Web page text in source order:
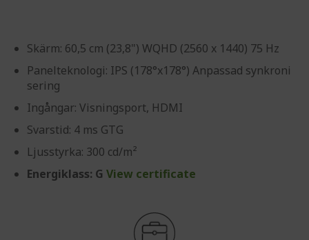
Skärm: 60,5 cm (23,8") WQHD (2560 x 1440) 75 Hz
Panelteknologi: IPS (178°x178°) Anpassad synkroni
sering
Ingångar: Visningsport, HDMI
Svarstid: 4 ms GTG
Ljusstyrka: 300 cd/m²
Energiklass: G View certificate